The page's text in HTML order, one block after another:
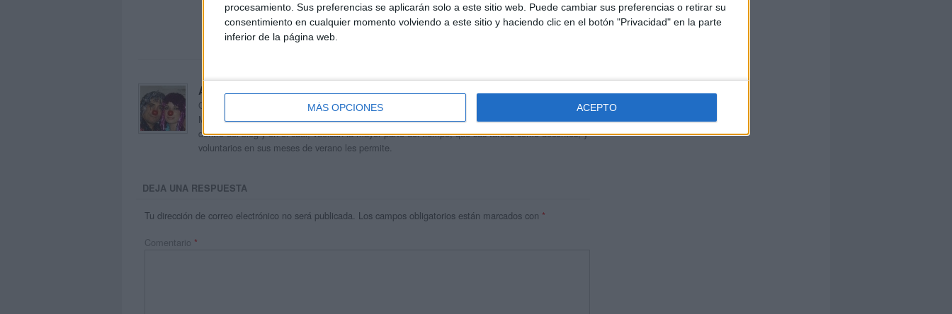
procesamiento. Sus preferencias se aplicarán solo a este sitio web. Puede cambiar sus preferencias o retirar su
consentimiento en cualquier momento volviendo a este sitio y haciendo clic en el botón "Privacidad" en la parte
inferior de la página web.
MÁS OPCIONES ACEPTO
Acerca de orientacionandujar
Orientación Andújar no es solo un blog, es la apuesta personal de dos profesores Ginés y
Maribel, que además de ser pareja, son los encargados de los contenidos que encontramos
dentro del blog y en el cual, vuelcan la mayor parte del tiempo, que sus tareas como docentes, y
voluntarios en sus meses de verano les permite.
DEJA UNA RESPUESTA
Tu dirección de correo electrónico no será publicada. Los campos obligatorios están marcados con *
Comentario *